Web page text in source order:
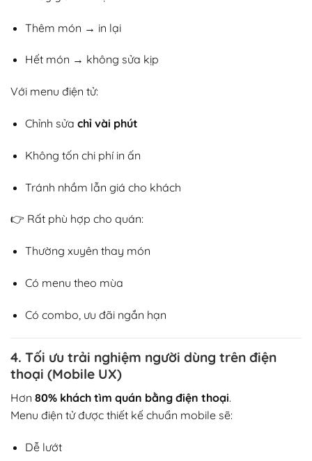
Thêm món → in lại
Hết món → không sửa kịp
Với menu điện tử:
Chỉnh sửa chỉ vài phút
Không tốn chi phí in ấn
Tránh nhầm lẫn giá cho khách
👉 Rất phù hợp cho quán:
Thường xuyên thay món
Có menu theo mùa
Có combo, ưu đãi ngắn hạn
4. Tối ưu trải nghiệm người dùng trên điện
thoại (Mobile UX)
Hơn 80% khách tìm quán bằng điện thoại.
Menu điện tử được thiết kế chuẩn mobile sẽ:
Dễ lướt